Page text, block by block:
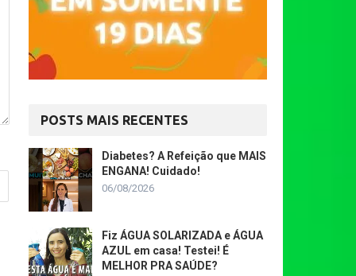
POSTS MAIS RECENTES
Diabetes? A Refeição que MAIS
ENGANA! Cuidado!
06/08/2026
Fiz ÁGUA SOLARIZADA e ÁGUA
AZUL em casa! Testei! É
MELHOR PRA SAÚDE?